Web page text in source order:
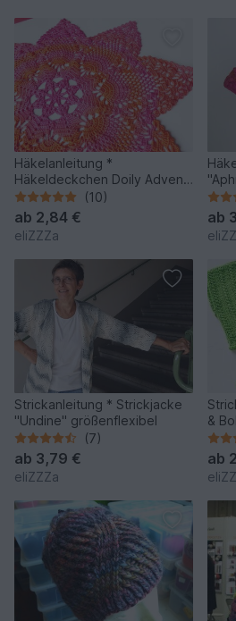
Häkelanleitung *
Häkeldeckchen Doily Advent
2018 * Snowflake Pineapple
Doily
(10)
ab 2,84 €
eliZZZa
ab
Strickanleitung * Strickjacke
"Undine" größenflexibel
(7)
ab 3,79 €
eliZZZa
&
ab